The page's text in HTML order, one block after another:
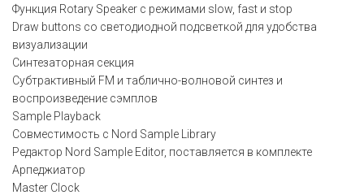
Функция Rotary Speaker с режимами slow, fast и stop
Draw buttons со светодиодной подсветкой для удобства
визуализации
Синтезаторная секция
Субтрактивный FM и таблично-волновой синтез и
воспроизведение сэмплов
Sample Playback
Совместимость с Nord Sample Library
Редактор Nord Sample Editor, поставляется в комплекте
Арпеджиатор
Master Clock